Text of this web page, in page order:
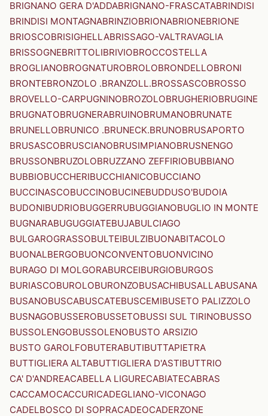
BRIGNANO GERA D'ADDABRIGNANO-FRASCATABRINDISI
BRINDISI MONTAGNABRINZIOBRIONABRIONEBRIONE
BRIOSCOBRISIGHELLABRISSAGO-VALTRAVAGLIA
BRISSOGNEBRITTOLIBRIVIOBROCCOSTELLA
BROGLIANOBROGNATUROBROLOBRONDELLOBRONI
BRONTEBRONZOLO .BRANZOLL.BROSSASCOBROSSO
BROVELLO-CARPUGNINOBROZOLOBRUGHERIOBRUGINE
BRUGNATOBRUGNERABRUINOBRUMANOBRUNATE
BRUNELLOBRUNICO .BRUNECK.BRUNOBRUSAPORTO
BRUSASCOBRUSCIANOBRUSIMPIANOBRUSNENGO
BRUSSONBRUZOLOBRUZZANO ZEFFIRIOBUBBIANO
BUBBIOBUCCHERIBUCCHIANICOBUCCIANO
BUCCINASCOBUCCINOBUCINEBUDDUSO'BUDOIA
BUDONIBUDRIOBUGGERRUBUGGIANOBUGLIO IN MONTE
BUGNARABUGUGGIATEBUJABULCIAGO
BULGAROGRASSOBULTEIBULZIBUONABITACOLO
BUONALBERGOBUONCONVENTOBUONVICINO
BURAGO DI MOLGORABURCEIBURGIOBURGOS
BURIASCOBUROLOBURONZOBUSACHIBUSALLABUSANA
BUSANOBUSCABUSCATEBUSCEMIBUSETO PALIZZOLO
BUSNAGOBUSSEROBUSSETOBUSSI SUL TIRINOBUSSO
BUSSOLENGOBUSSOLENOBUSTO ARSIZIO
BUSTO GAROLFOBUTERABUTIBUTTAPIETRA
BUTTIGLIERA ALTABUTTIGLIERA D'ASTIBUTTRIO
CA' D'ANDREACABELLA LIGURECABIATECABRAS
CACCAMOCACCURICADEGLIANO-VICONAGO
CADELBOSCO DI SOPRACADEOCADERZONE